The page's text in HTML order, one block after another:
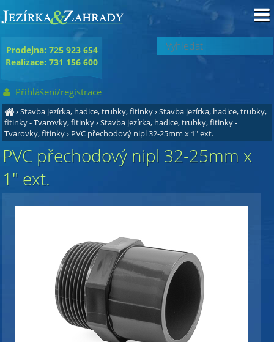
›Stavba jezírka, hadice, trubky, fitinky›Stavba jezírka, hadice, trubky,
fitinky - Tvarovky, fitinky›Stavba jezírka, hadice, trubky, fitinky -
Tvarovky, fitinky› PVC přechodový nipl 32-25mm x 1" ext.
PVC přechodový nipl 32-25mm x
1" ext.
Prodejna: 725 923 654
Realizace: 731 156 600
Přihlášení/registrace